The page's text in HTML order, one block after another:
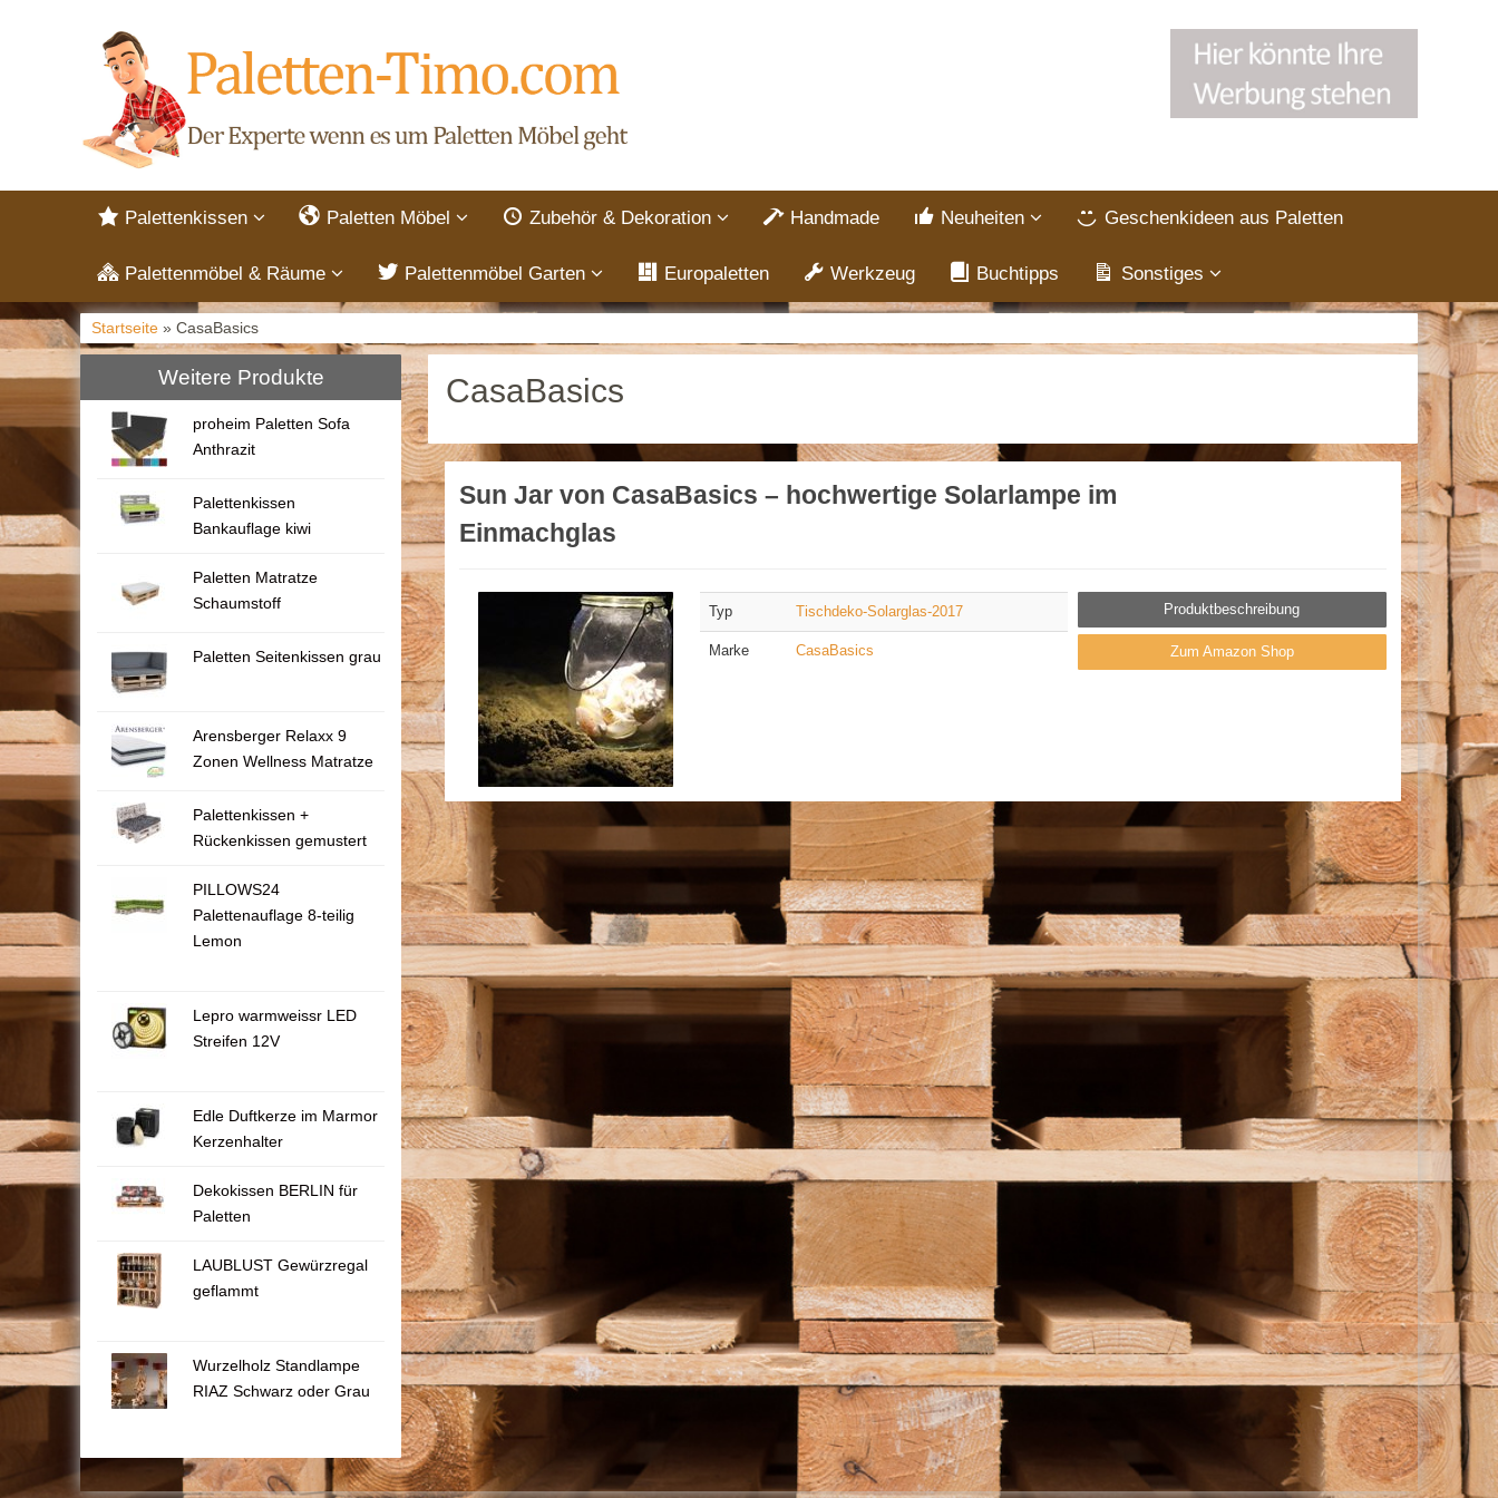
Palettenkissen Paletten Möbel Zubehör & Dekoration Handmade Neuheiten Geschenkideen aus Paletten
Palettenmöbel & Räume Palettenmöbel Garten Europaletten Werkzeug Buchtipps Sonstiges
Startseite » CasaBasics
Weitere Produkte
proheim Paletten Sofa
Anthrazit
Palettenkissen
Bankauflage kiwi
Paletten Matratze
Schaumstoff
Paletten Seitenkissen grau
Arensberger Relaxx 9
Zonen Wellness Matratze
Palettenkissen +
Rückenkissen gemustert
PILLOWS24
Palettenauflage 8-teilig
Lemon
Lepro warmweissr LED
Streifen 12V
Edle Duftkerze im Marmor
Kerzenhalter
Dekokissen BERLIN für
Paletten
LAUBLUST Gewürzregal
geflammt
Wurzelholz Standlampe
RIAZ Schwarz oder Grau
CasaBasics
Sun Jar von CasaBasics – hochwertige Solarlampe im
Einmachglas
Typ Tischdeko-Solarglas-2017
Marke CasaBasics
Produktbeschreibung
Zum Amazon Shop